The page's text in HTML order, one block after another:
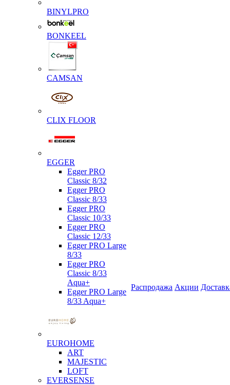
BINYLPRO
BONKEEL
CAMSAN
CLIX FLOOR
EGGER
Egger PRO
Classic 8/32
Egger PRO
Classic 8/33
Egger PRO
Classic 10/33
Egger PRO
Classic 12/33
Egger PRO Large
8/33
Egger PRO
Classic 8/33
Aqua+
Egger PRO Large
8/33 Aqua+
EUROHOME
ART
MAJESTIC
LOFT
EVERSENSE
Распродажа Акции